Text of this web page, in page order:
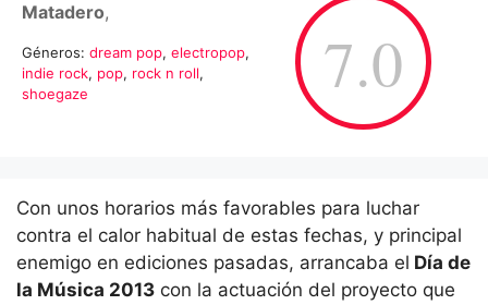
7.0
Matadero,
Géneros: dream pop, electropop,
indie rock, pop, rock n roll,
shoegaze
Con unos horarios más favorables para luchar
contra el calor habitual de estas fechas, y principal
enemigo en ediciones pasadas, arrancaba el Día de
la Música 2013 con la actuación del proyecto que